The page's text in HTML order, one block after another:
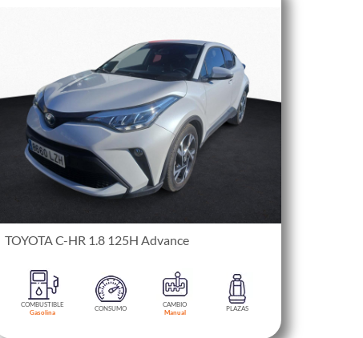
TOYOTA C-HR 1.8 125H Advance
COMBUSTIBLE
Gasolina
CONSUMO
CAMBIO
Manual
PLAZAS